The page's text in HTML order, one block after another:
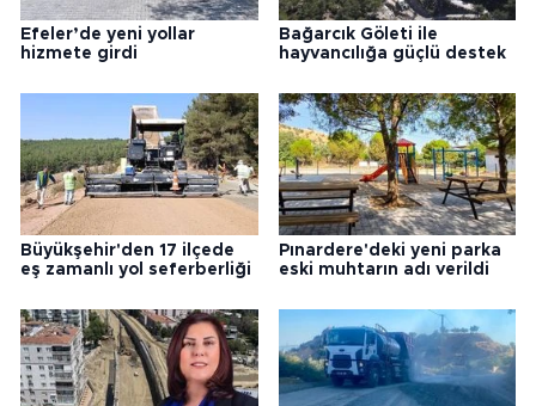
Efeler’de yeni yollar
hizmete girdi
Bağarcık Göleti ile
hayvancılığa güçlü destek
Büyükşehir'den 17 ilçede
eş zamanlı yol seferberliği
Pınardere'deki yeni parka
eski muhtarın adı verildi